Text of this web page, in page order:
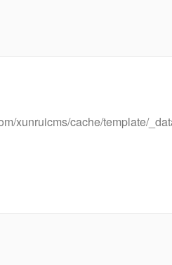
xunruicms/cache/template/